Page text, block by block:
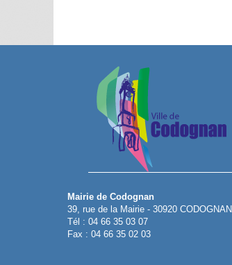
Mairie de Codognan
39, rue de la Mairie - 30920 CODOGNAN
Tél : 04 66 35 03 07
Fax : 04 66 35 02 03